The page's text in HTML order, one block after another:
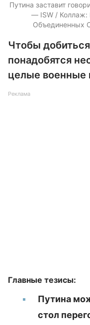
Путина заставит
— ISW / Коллаж:
Объединенных
Чтобы
понадобятся
целые военные
Реклама
Главные тезисы:
Путина
стол